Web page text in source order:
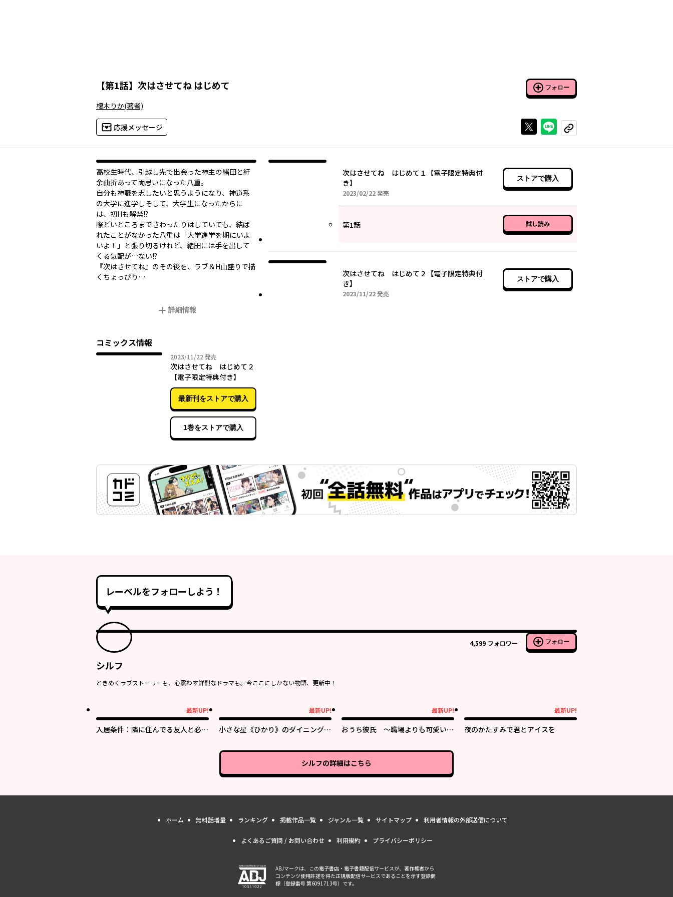
【第1話】 次はさせてね はじめて フォロー
榎木りか(著者)
応援メッセージ Xで投稿するラインでシェアする
コピーする
高校生時代、引越し先で出会った神主の緒田と紆
余曲折あって両思いになった八重。
自分も神職を志したいと思うようになり、神道系
の大学に進学し――そして、大学生になったからに
は、初Hも解禁!?
際どいところまでさわったりはしていても、結ば
れたことがなかった八重は「大学進学を期にいよ
いよ！」と張り切るけれど、緒田には手を出して
くる気配が…ない!?
『次はさせてね』のその後を、ラブ＆H山盛りで描
くちょっぴり…
詳細情報
コミックス情報
2023/11/22 2023年11月22日
発売
次はさせてね はじめて２
【電子限定特典付き】
最新刊をストアで購入
1巻をストアで購入
次はさせてね はじめて１【電子限定特典付
き】
2023/02/222023年02月22日
発売
ストアで購入
第1話 試し読み
次はさせてね はじめて２【電子限定特典付
き】
2023/11/222023年11月22日
発売
ストアで購入
レーベルをフォローしよう！
4,599 フォロワー フォロー
シルフ
ときめくラブストーリーも、心震わす鮮烈なドラマも。今ここにしかない物語、更新中！
最新UP!
入居条件：隣に住んでる友人と必ず
最新UP!
小さな星《ひかり》のダイニング
最新UP!
おうち彼氏 ～職場よりも可愛いあ
最新UP!
夜のかたすみで君とアイスを
シルフの詳細はこちら
ホーム 無料話増量 ランキング 掲載作品一覧 ジャンル一覧 サイトマップ 利用者情報の外部送信について
よくあるご質問 / お問い合わせ 利用規約 プライバシーポリシー
ABJマークは、この電子書店・電子書籍配信サービスが、著作権者から
コンテンツ使用許諾を得た正規版配信サービスであることを示す登録商
標（登録番号 第6091713号）です。